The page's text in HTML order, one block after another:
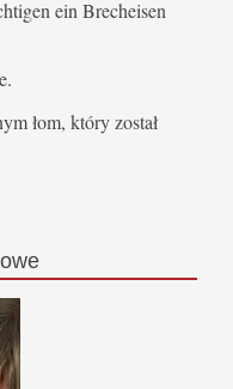
ein Brecheisen
łom, który został